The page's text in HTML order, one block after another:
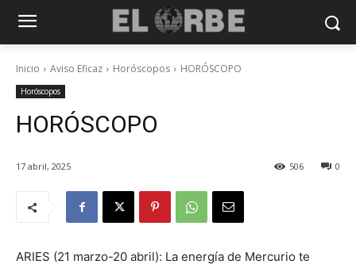
Inicio Aviso Eficaz Horóscopos HORÓSCOPO
Horóscopos
HORÓSCOPO
17 abril, 2025 0
506
ARIES (21 marzo-20 abril): La energía de Mercurio te